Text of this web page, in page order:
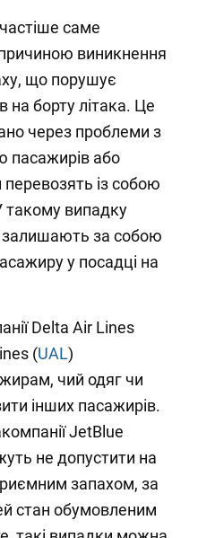
саме
виникнення
що порушує
на борту літака. Це
через проблеми з
пасажирів або
перевозять із собою
такому випадку
залишають за собою
у посадці на
Delta Air Lines
(UAL)
чий одяг чи
інших пасажирів.
JetBlue
не допустити на
запахом, за
стан обумовленим